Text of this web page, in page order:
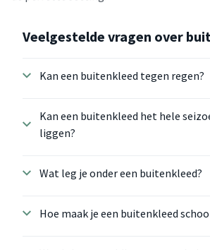
Veelgestelde vragen over
Kan een buitenkleed tegen regen?
Kan een buitenkleed het hele
liggen?
Wat leg je onder een buitenkleed?
Hoe maak je een buitenkleed